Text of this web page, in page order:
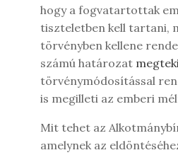
hogy a fogvatartottak
tiszteletben kell tartani,
törvényben kellene
számú határozat
törvénymódosítással
is megilleti az emberi
Mit tehet az
amelynek az